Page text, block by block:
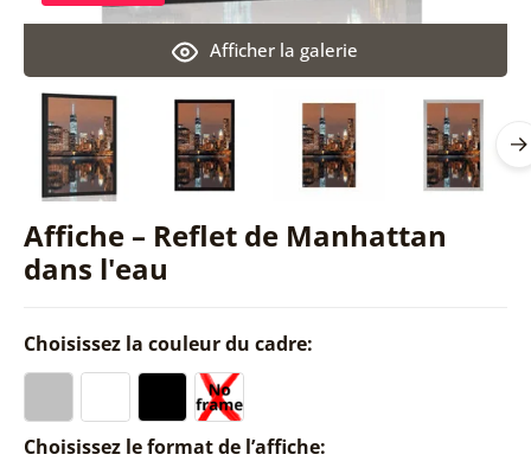
Affiche – Reflet de Manhattan
dans l'eau
Afficher la galerie
Choisissez la couleur du cadre:
Choisissez le format de l’affiche: